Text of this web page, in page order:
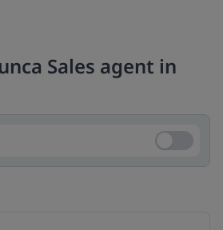
Sales agent in
Salveaza